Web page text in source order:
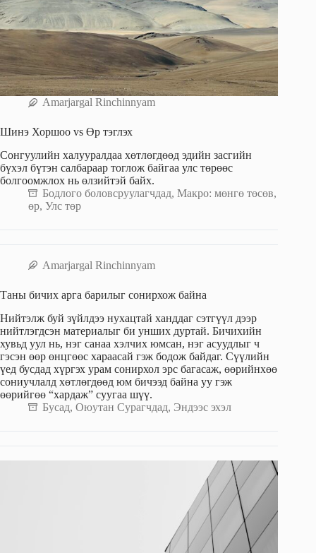
Amarjargal Rinchinnyam
Шинэ Хоршоо vs Өр тэглэх
Сонгуулийн халууралдаа хөтлөгдөөд эдийн засгийн
бүхэл бүтэн салбараар тоглож байгаа улс төрөөс
болгоомжлох нь өлзийтэй байх.
Бодлого боловсруулагчдад, Макро: мөнгө төсөв,
өр, Улс төр
Amarjargal Rinchinnyam
Таны бичих арга барилыг сонирхож байна
Нийтэлж буй зүйлдээ нухацтай ханддаг сэтгүүл дээр
нийтлэгдсэн материалыг би унших дуртай. Бичихийн
хувьд уул нь, нэг санаа хэлчих юмсан, нэг асуудлыг ч
гэсэн өөр өнцгөөс хараасай гэж бодож байдаг. Сүүлийн
үед бусдад хүргэх урам сонирхол эрс багасаж, өөрийнхөө
сониучлалд хөтлөгдөөд юм бичээд байна уу гэж
өөрийгөө “хардаж” суугаа шүү.
Бусад, Оюутан Сурагчдад, Эндээс эхэл